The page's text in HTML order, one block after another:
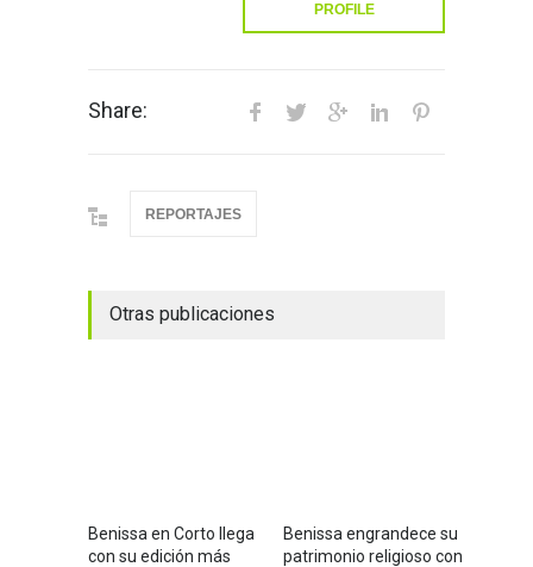
PROFILE
Share:
REPORTAJES
Otras publicaciones
Benissa en Corto llega
con su edición más
Benissa engrandece su
patrimonio religioso con